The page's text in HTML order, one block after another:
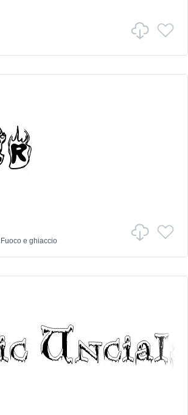
Fuoco e ghiaccio